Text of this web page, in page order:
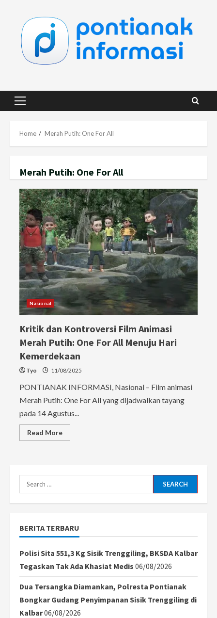
content
Primary
Home Merah Putih: One For All
Merah Putih: One For All
Nasional
Kritik dan Kontroversi Film Animasi
Merah Putih: One For All Menuju Hari
Kemerdekaan
Tyo 11/08/2025
PONTIANAK INFORMASI, Nasional – Film animasi
Merah Putih: One For All yang dijadwalkan tayang
pada 14 Agustus...
Read MoreRead
more
Putih:
Hari
Search
for:
BERITA TERBARU
Polisi Sita 551,3 Kg Sisik Trenggiling, BKSDA Kalbar
Tegaskan Tak Ada Khasiat Medis 06/08/2026
Dua Tersangka Diamankan, Polresta Pontianak
Bongkar Gudang Penyimpanan Sisik Trenggiling di
Kalbar06/08/2026